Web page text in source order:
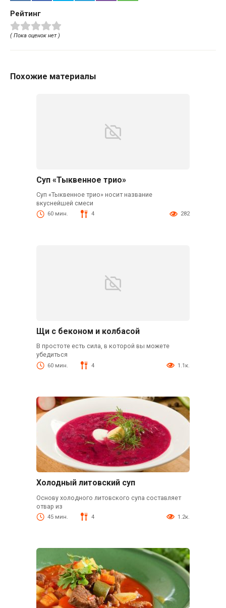
Рейтинг
( Пока оценок нет )
Похожие материалы
Суп «Тыквенное трио»
Суп «Тыквенное трио» носит название
вкуснейшей смеси
60 мин. 4 282
Щи с беконом и колбасой
В простоте есть сила, в которой вы можете
убедиться
60 мин. 4 1.1к.
Холодный литовский суп
Основу холодного литовского супа составляет
отвар из
45 мин. 4 1.2к.